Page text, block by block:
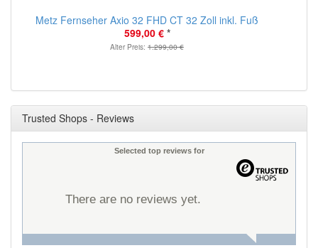
Metz Fernseher Axio 32 FHD CT 32 Zoll inkl. Fuß
599,00 € *
Alter Preis: 1.299,00 €
Trusted Shops - Reviews
Selected top reviews for
There are no reviews yet.